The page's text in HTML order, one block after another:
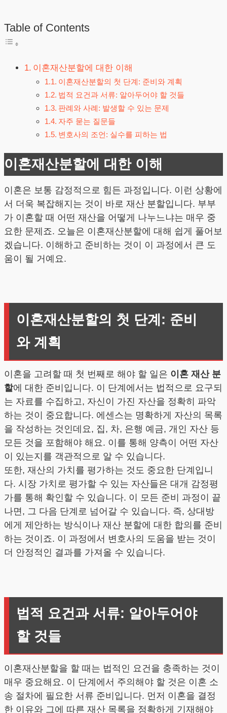
Table of Contents
이혼재산분할에 대한 이해
이혼재산분할의 첫 단계: 준비와 계획
법적 요건과 서류: 알아두어야 할 것들
판례와 사례: 발생할 수 있는 문제
자주 묻는 질문들
변호사의 조언: 실수를 피하는 법
이혼재산분할에 대한 이해
이혼은 보통 감정적으로 힘든 과정입니다. 이런 상황에
서 더욱 복잡해지는 것이 바로 재산 분할입니다. 부부
가 이혼할 때 어떤 재산을 어떻게 나누느냐는 매우 중
요한 문제죠. 오늘은 이혼재산분할에 대해 쉽게 풀어보
겠습니다. 이해하고 준비하는 것이 이 과정에서 큰 도
움이 될 거예요.
이혼재산분할의 첫 단계: 준비
와 계획
이혼을 고려할 때 첫 번째로 해야 할 일은 이혼 재산 분
할에 대한 준비입니다. 이 단계에서는 법적으로 요구되
는 자료를 수집하고, 자신이 가진 자산을 정확히 파악
하는 것이 중요합니다. 에센스는 명확하게 자산의 목록
을 작성하는 것인데요, 집, 차, 은행 예금, 개인 자산 등
모든 것을 포함해야 해요. 이를 통해 양측이 어떤 자산
이 있는지를 객관적으로 알 수 있습니다.
또한, 재산의 가치를 평가하는 것도 중요한 단계입니
다. 시장 가치로 평가할 수 있는 자산들은 대개 감정평
가를 통해 확인할 수 있습니다. 이 모든 준비 과정이 끝
나면, 그 다음 단계로 넘어갈 수 있습니다. 즉, 상대방
에게 제안하는 방식이나 재산 분할에 대한 합의를 준비
하는 것이죠. 이 과정에서 변호사의 도움을 받는 것이
더 안정적인 결과를 가져올 수 있습니다.
법적 요건과 서류: 알아두어야
할 것들
이혼재산분할을 할 때는 법적인 요건을 충족하는 것이
매우 중요해요. 이 단계에서 주의해야 할 것은 이혼 소
송 절차에 필요한 서류 준비입니다. 먼저 이혼을 결정
한 이유와 그에 따른 재산 목록을 정확하게 기재해야